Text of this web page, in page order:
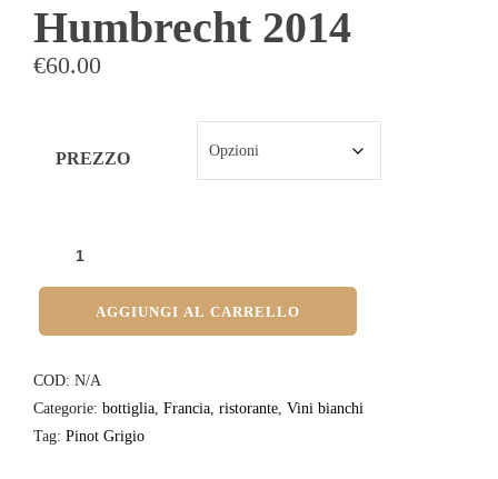
Humbrecht 2014
€60.00
PREZZO
AGGIUNGI AL CARRELLO
COD: N/A
Categorie: bottiglia, Francia, ristorante, Vini bianchi
Tag: Pinot Grigio